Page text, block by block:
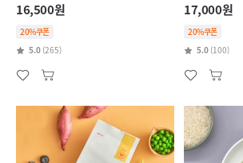
16,500원
20%쿠폰
5.0 (265)
17,000원
20%쿠폰
5.0 (100)